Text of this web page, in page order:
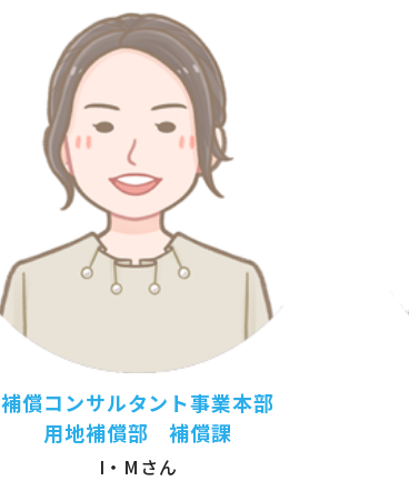
補償コンサルタント事業本部
用地補償部 補償課
I・Mさん